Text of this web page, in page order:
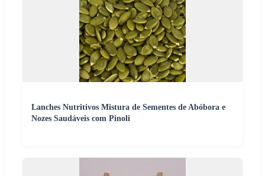
Lanches Nutritivos Mistura de Sementes de Abóbora e
Nozes Saudáveis com Pinoli